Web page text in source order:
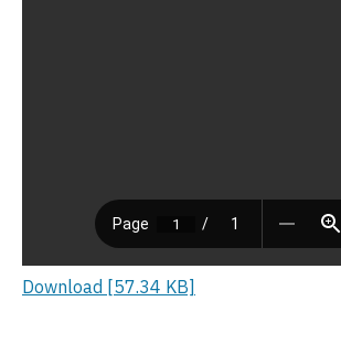
Download [57.34 KB]